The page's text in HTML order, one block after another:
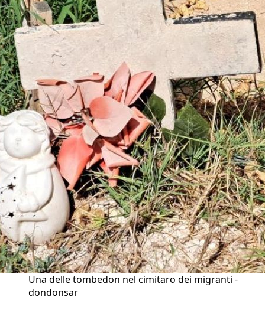
Una delle tombedon nel cimitaro dei migranti -
dondonsar